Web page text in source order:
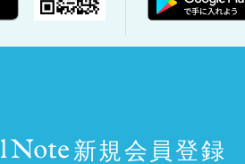
新規会員登録